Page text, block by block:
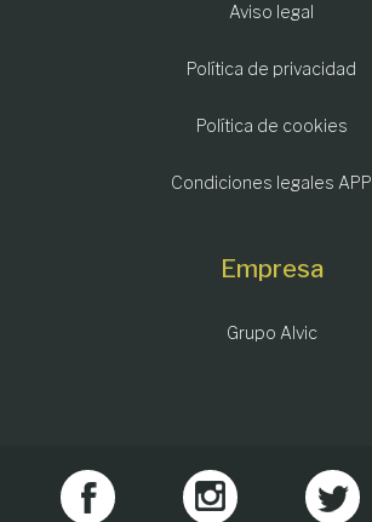
Aviso legal
Política de privacidad
Política de cookies
Condiciones legales APP
Empresa
Grupo Alvic